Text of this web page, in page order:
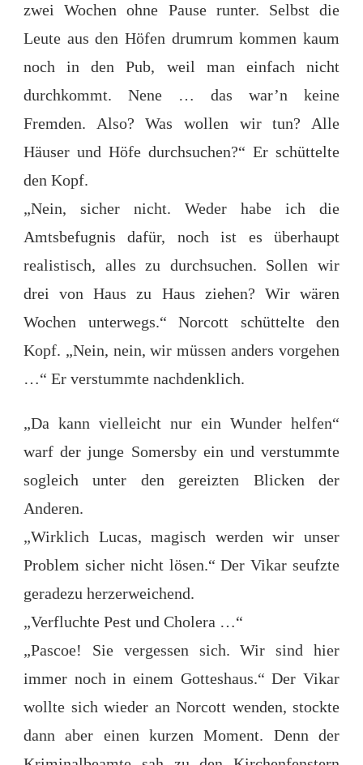
zwei Wochen ohne Pause runter. Selbst die
Leute aus den Höfen drumrum kommen kaum
noch in den Pub, weil man einfach nicht
durchkommt. Nene … das war’n keine
Fremden. Also? Was wollen wir tun? Alle
Häuser und Höfe durchsuchen?“ Er schüttelte
den Kopf.
„Nein, sicher nicht. Weder habe ich die
Amtsbefugnis dafür, noch ist es überhaupt
realistisch, alles zu durchsuchen. Sollen wir
drei von Haus zu Haus ziehen? Wir wären
Wochen unterwegs.“ Norcott schüttelte den
Kopf. „Nein, nein, wir müssen anders vorgehen
…“ Er verstummte nachdenklich.
„Da kann vielleicht nur ein Wunder helfen“
warf der junge Somersby ein und verstummte
sogleich unter den gereizten Blicken der
Anderen.
„Wirklich Lucas, magisch werden wir unser
Problem sicher nicht lösen.“ Der Vikar seufzte
geradezu herzerweichend.
„Verfluchte Pest und Cholera …“
„Pascoe! Sie vergessen sich. Wir sind hier
immer noch in einem Gotteshaus.“ Der Vikar
wollte sich wieder an Norcott wenden, stockte
dann aber einen kurzen Moment. Denn der